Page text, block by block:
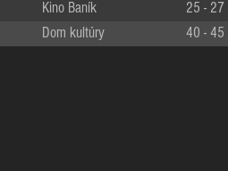
Kino Baník 25 - 27
Dom kultúry 40 - 45